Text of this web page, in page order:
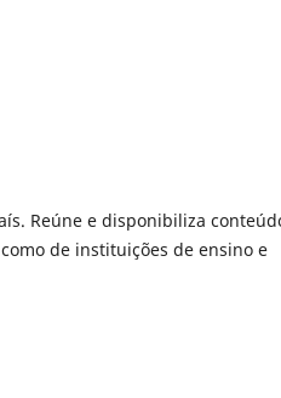
Reúne e disponibiliza
de instituições de ensino e